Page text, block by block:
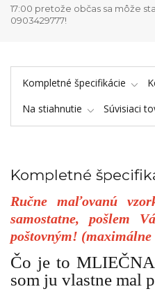
17:00 pretože občas sa môže
0903429777!
Kompletné špecifikácie
Na stiahnutie
Súvisiaci
Kompletné
Ručne maľovanú
samostatne, pošlem
poštovným! (maximálne
Čo je to
som ju vlastne mal